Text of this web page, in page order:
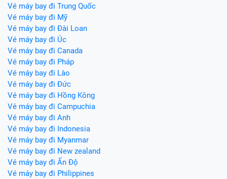
Vé máy bay đi Trung Quốc
Vé máy bay đi Mỹ
Vé máy bay đi Đài Loan
Vé máy bay đi Úc
Vé máy bay đi Canada
Vé máy bay đi Pháp
Vé máy bay đi Lào
Vé máy bay đi Đức
Vé máy bay đi Hồng Kông
Vé máy bay đi Campuchia
Vé máy bay đi Anh
Vé máy bay đi Indonesia
Vé máy bay đi Myanmar
Vé máy bay đi New zealand
Vé máy bay đi Ấn Độ
Vé máy bay đi Philippines